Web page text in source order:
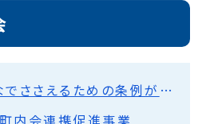
町内会を、みんなでささえるための条例ができました